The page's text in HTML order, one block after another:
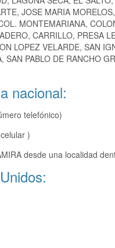
JOSE MARIA
MONTEMARIANA,
CARRILLO, PRESA
LOPEZ VELARDE, SAN
SAN PABLO DE RANCHO
nacional:
telefónico)
)
desde una localidad